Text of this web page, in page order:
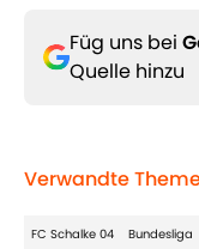
Füg uns bei
Quelle hinzu
Verwandte
FC Schalke 04 Bundesliga